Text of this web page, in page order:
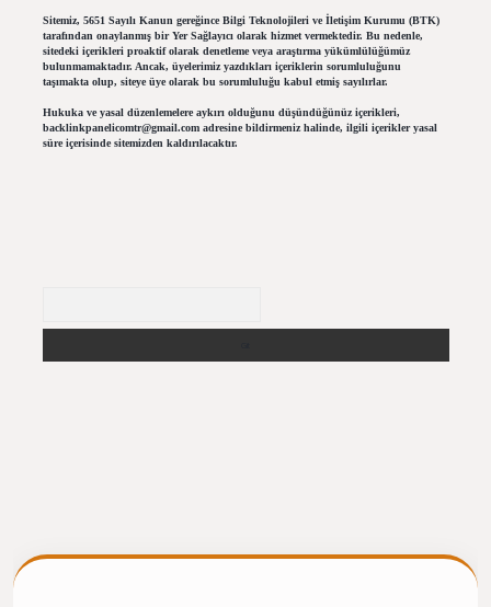
Sitemiz, 5651 Sayılı Kanun gereğince Bilgi Teknolojileri ve İletişim Kurumu (BTK)
tarafından onaylanmış bir Yer Sağlayıcı olarak hizmet vermektedir. Bu nedenle,
sitedeki içerikleri proaktif olarak denetleme veya araştırma yükümlülüğümüz
bulunmamaktadır. Ancak, üyelerimiz yazdıkları içeriklerin sorumluluğunu
taşımakta olup, siteye üye olarak bu sorumluluğu kabul etmiş sayılırlar.
Hukuka ve yasal düzenlemelere aykırı olduğunu düşündüğünüz içerikleri,
backlinkpanelicomtr@gmail.comadresine bildirmeniz halinde, ilgili içerikler yasal
süre içerisinde sitemizden kaldırılacaktır.